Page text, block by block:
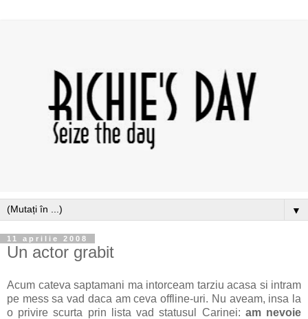
▼
11 aprilie 2008
Un actor grabit
Acum cateva saptamani ma intorceam tarziu acasa si intram
pe mess sa vad daca am ceva offline-uri. Nu aveam, insa la
o privire scurta prin lista vad statusul Carinei: am nevoie